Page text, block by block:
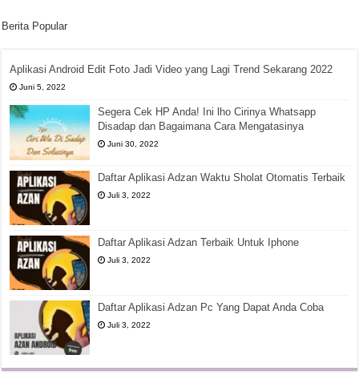
Berita Popular
Aplikasi Android Edit Foto Jadi Video yang Lagi Trend Sekarang 2022
Juni 5, 2022
Segera Cek HP Anda! Ini lho Cirinya Whatsapp
Disadap dan Bagaimana Cara Mengatasinya
Juni 30, 2022
Daftar Aplikasi Adzan Waktu Sholat Otomatis Terbaik
Juli 3, 2022
Daftar Aplikasi Adzan Terbaik Untuk Iphone
Juli 3, 2022
Daftar Aplikasi Adzan Pc Yang Dapat Anda Coba
Juli 3, 2022